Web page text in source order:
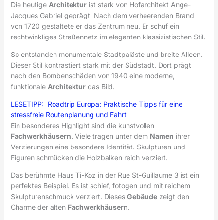
Die heutige Architekturist stark von Hofarchitekt Ange-
Jacques Gabriel geprägt. Nach dem verheerenden Brand
von 1720 gestaltete er das Zentrum neu. Er schuf ein
rechtwinkliges Straßennetz im eleganten klassizistischen Stil.
So entstanden monumentale Stadtpaläste und breite Alleen.
Dieser Stil kontrastiert stark mit der Südstadt. Dort prägt
nach den Bombenschäden von 1940 eine moderne,
funktionale Architekturdas Bild.
LESETIPP: Roadtrip Europa: Praktische Tipps für eine
stressfreie Routenplanung und Fahrt
Ein besonderes Highlight sind die kunstvollen
Fachwerkhäusern. Viele tragen unter dem Namen ihrer
Verzierungen eine besondere Identität. Skulpturen und
Figuren schmücken die Holzbalken reich verziert.
Das berühmte Haus Ti-Koz in der Rue St-Guillaume 3 ist ein
perfektes Beispiel. Es ist schief, fotogen und mit reichem
Skulpturenschmuck verziert. Dieses Gebäudezeigt den
Charme der alten Fachwerkhäusern.